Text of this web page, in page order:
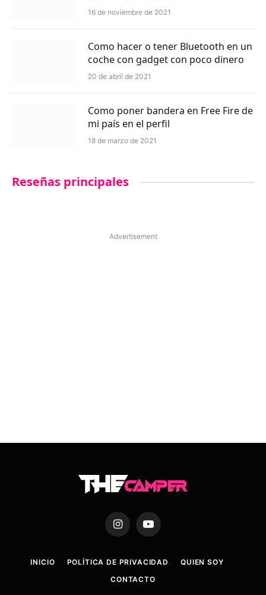
16 de noviembre de 2021
Como hacer o tener Bluetooth en un
coche con gadget con poco dinero
20 de abril de 2021
Como poner bandera en Free Fire de
mi país en el perfil
18 de marzo de 2021
Reseñas principales
Advertisement
InstagramYouTube
INICIO POLÍTICA DE PRIVACIDAD
QUIEN SOY
CONTACTO